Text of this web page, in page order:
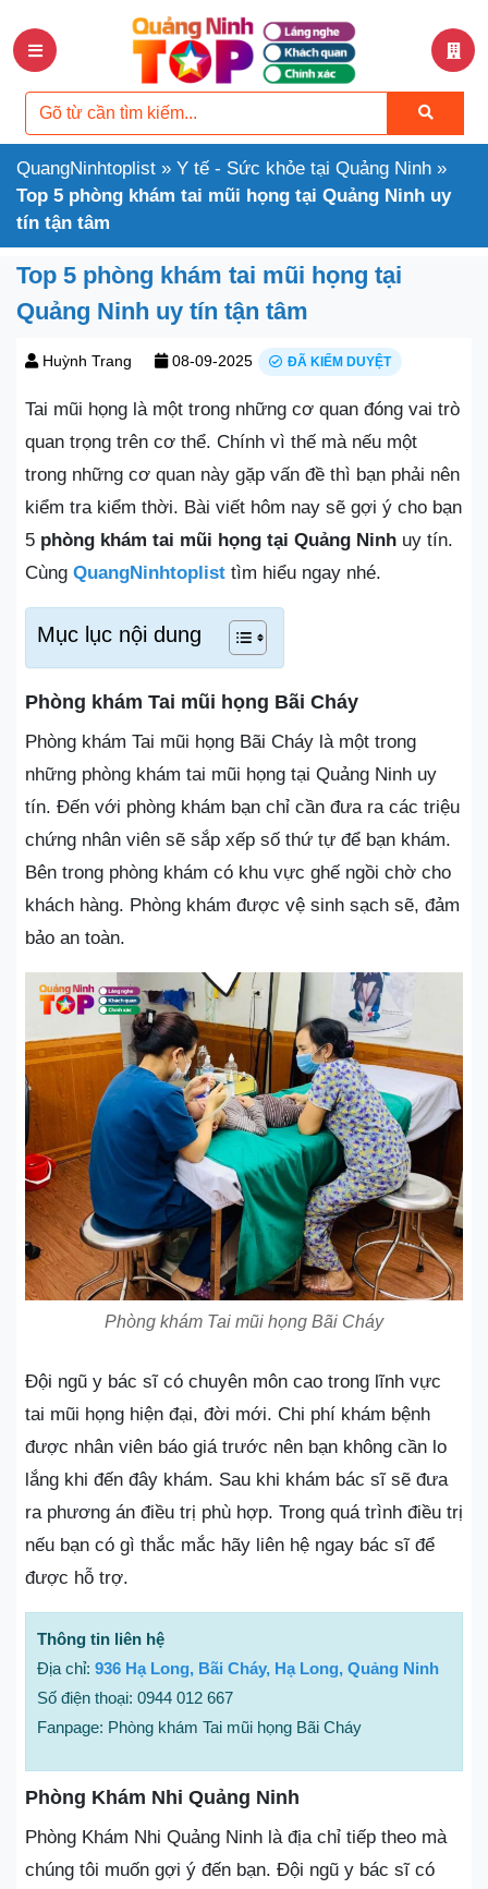
QuangNinhtoplist » Y tế - Sức khỏe tại Quảng Ninh »
Top 5 phòng khám tai mũi họng tại Quảng Ninh uy
tín tận tâm
Top 5 phòng khám tai mũi họng tại
Quảng Ninh uy tín tận tâm
Huỳnh Trang 08-09-2025 ĐÃ KIỂM DUYỆT
Tai mũi họng là một trong những cơ quan đóng vai trò
quan trọng trên cơ thể. Chính vì thế mà nếu một
trong những cơ quan này gặp vấn đề thì bạn phải nên
kiểm tra kiểm thời. Bài viết hôm nay sẽ gợi ý cho bạn
5 phòng khám tai mũi họng tại Quảng Ninh uy tín.
Cùng QuangNinhtoplist tìm hiểu ngay nhé.
Mục lục nội dung
Phòng khám Tai mũi họng Bãi Cháy
Phòng khám Tai mũi họng Bãi Cháy là một trong
những phòng khám tai mũi họng tại Quảng Ninh uy
tín. Đến với phòng khám bạn chỉ cần đưa ra các triệu
chứng nhân viên sẽ sắp xếp số thứ tự để bạn khám.
Bên trong phòng khám có khu vực ghế ngồi chờ cho
khách hàng. Phòng khám được vệ sinh sạch sẽ, đảm
bảo an toàn.
Phòng khám Tai mũi họng Bãi Cháy
Đội ngũ y bác sĩ có chuyên môn cao trong lĩnh vực
tai mũi họng hiện đại, đời mới. Chi phí khám bệnh
được nhân viên báo giá trước nên bạn không cần lo
lắng khi đến đây khám. Sau khi khám bác sĩ sẽ đưa
ra phương án điều trị phù hợp. Trong quá trình điều trị
nếu bạn có gì thắc mắc hãy liên hệ ngay bác sĩ để
được hỗ trợ.
Thông tin liên hệ
Địa chỉ: 936 Hạ Long, Bãi Cháy, Hạ Long, Quảng Ninh
Số điện thoại: 0944 012 667
Fanpage: Phòng khám Tai mũi họng Bãi Cháy
Phòng Khám Nhi Quảng Ninh
Phòng Khám Nhi Quảng Ninh là địa chỉ tiếp theo mà
chúng tôi muốn gợi ý đến bạn. Đội ngũ y bác sĩ có